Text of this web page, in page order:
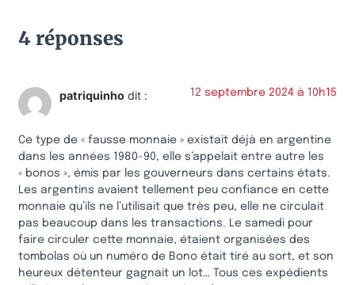
4 réponses
patriquinho dit : 12 septembre 2024 à 10h15
Ce type de « fausse monnaie » existait déjà en argentine
dans les années 1980-90, elle s’appelait entre autre les
« bonos », émis par les gouverneurs dans certains états.
Les argentins avaient tellement peu confiance en cette
monnaie qu’ils ne l’utilisait que très peu, elle ne circulait
pas beaucoup dans les transactions. Le samedi pour
faire circuler cette monnaie, étaient organisées des
tombolas où un numéro de Bono était tiré au sort, et son
heureux détenteur gagnait un lot… Tous ces expédients